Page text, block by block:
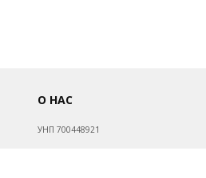
О НАС
УНП 700448921